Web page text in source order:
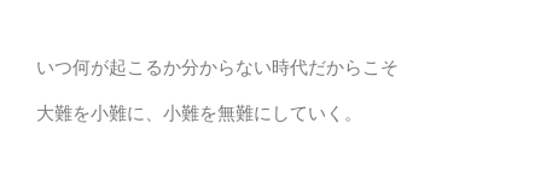
いつ何が起こるか分からない時代だからこそ
大難を小難に、小難を無難にしていく。